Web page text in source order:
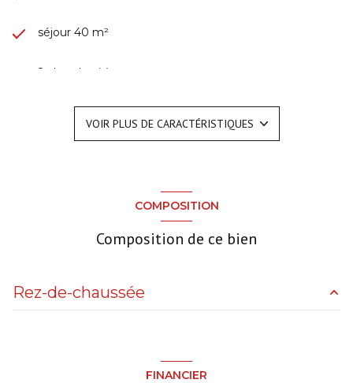
séjour 40 m²
2 chambre(s)
cuisine américaine (équipée)
Chauffage individuel : radiateur (electrique)
1 niveau(x)
VOIR PLUS DE CARACTÉRISTIQUES
COMPOSITION
Composition de ce bien
Rez-de-chaussée
FINANCIER